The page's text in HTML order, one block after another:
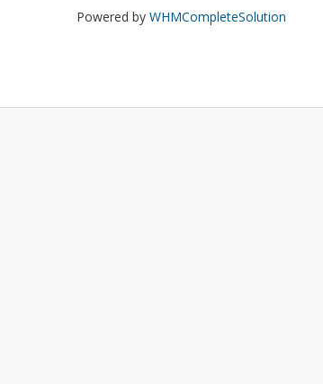
Powered by WHMCompleteSolution